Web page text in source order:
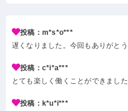
投稿：m*s*o***
遅くなりました。今回もありがと
投稿：c*i*a***
とても楽しく働くことができまし
投稿：k*u*i***